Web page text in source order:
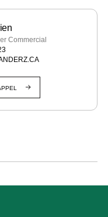
Commercial